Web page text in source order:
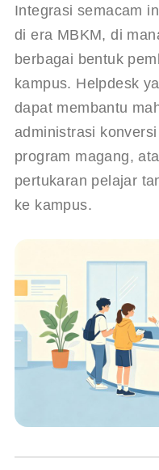
Integrasi semacam
di era MBKM, di
berbagai bentuk
kampus. Helpdesk
dapat membantu
administrasi
program magang,
pertukaran pelajar
ke kampus.